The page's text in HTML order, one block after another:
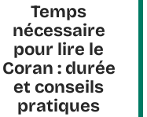
Temps
nécessaire
pour lire le
Coran : durée
et conseils
pratiques